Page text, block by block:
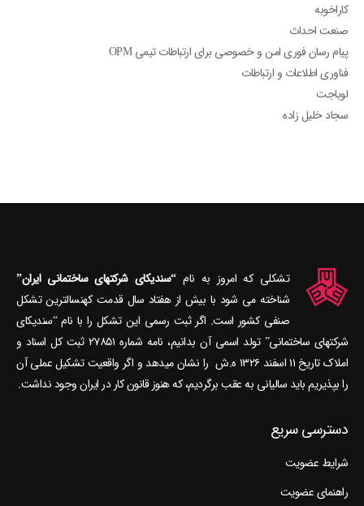
کاراخوبه
صنعت احداث
پیام رسان فوری امن و خصوصی برای ارتباطات تیمی OPM
فناوری اطلاعات و ارتباطات
لوباجت
سجاد خلیل زاده
تشکلی که امروز به نام“سندیکای شرکتهای ساختمانی ایران”
شناخته می‎ شود با بیش از هفتاد سال قدمت کهنسال‎ترین تشکل
صنفی کشور است. اگر ثبت رسمی این تشکل را با نام “سندیکای
شرکتهای ساختمانی” تولد اسمی آن بدانیم، نامه شماره ۲۷۸۵۱ ثبت کل اسناد و
املاک تاریخ ۱۱ اسفند ۱۳۲۶ ه.ش را نشان می‎دهد و اگر واقعیت تشکیل عملی آن
را بپذیریم باید سالیانی به عقب برگردیم، که هنوز قانون کار در ایران وجود نداشت.
دسترسی سریع
شرایط عضویت
راهنمای عضویت